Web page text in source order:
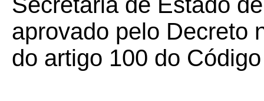
aprovado pelo Decreto
do artigo 100 do